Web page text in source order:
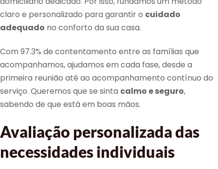
claro e personalizado para garantir o cuidado
adequado no conforto da sua casa.
Com 97.3% de contentamento entre as famílias que
acompanhamos, ajudamos em cada fase, desde a
primeira reunião até ao acompanhamento contínuo do
serviço. Queremos que se sinta calmo e seguro,
sabendo de que está em boas mãos.
Avaliação personalizada das
necessidades individuais